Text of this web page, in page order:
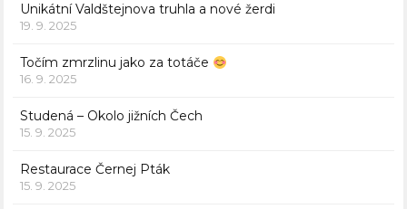
Unikátní Valdštejnova truhla a nové žerdi
19. 9. 2025
Točím zmrzlinu jako za totáče
16. 9. 2025
Studená – Okolo jižních Čech
15. 9. 2025
Restaurace Černej Pták
15. 9. 2025